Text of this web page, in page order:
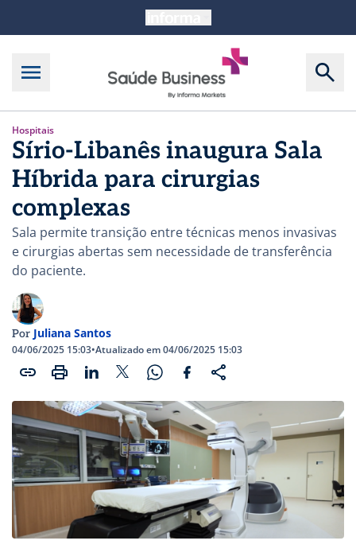
Hospitais
Sírio-Libanês inaugura Sala
Híbrida para cirurgias
complexas
Sala permite transição entre técnicas menos invasivas
e cirurgias abertas sem necessidade de transferência
do paciente.
Por Juliana Santos
04/06/2025 15:03•Atualizado em 04/06/2025 15:03